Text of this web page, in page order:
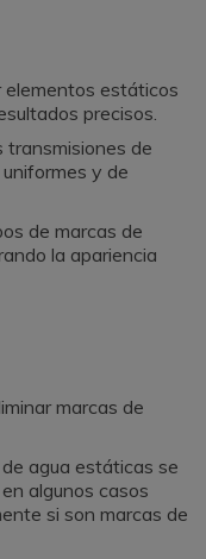
elementos estáticos
precisos.
de
y de
de marcas de
la apariencia
marcas de
agua estáticas se
algunos casos
si son marcas de